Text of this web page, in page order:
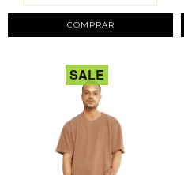
COMPRAR
SALE